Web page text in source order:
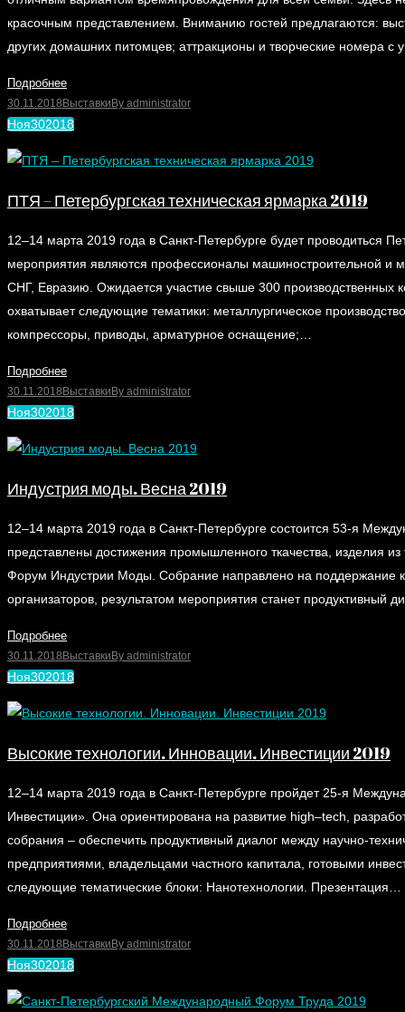
красочным представлением. Вниманию гостей предлагаются:
других домашних питомцев; аттракционы и творческие номера с
Подробнее
30.11.2018 Выставки By administrator
Ноя302018
ПТЯ – Петербургская техническая ярмарка 2019
12–14 марта 2019 года в Санкт-Петербурге будет проводиться
мероприятия являются профессионалы машиностроительной и
СНГ, Евразию. Ожидается участие свыше 300 производственных
охватывает следующие тематики: металлургическое
компрессоры, приводы, арматурное оснащение;…
Подробнее
30.11.2018 Выставки By administrator
Ноя302018
Индустрия моды. Весна 2019
12–14 марта 2019 года в Санкт-Петербурге состоится 53-я
представлены достижения промышленного ткачества, изделия
Форум Индустрии Моды. Собрание направлено на поддержание
организаторов, результатом мероприятия станет продуктивный
Подробнее
30.11.2018 Выставки By administrator
Ноя302018
Высокие технологии. Инновации. Инвестиции 2019
12–14 марта 2019 года в Санкт-Петербурге пройдет 25-я
Инвестиции». Она ориентирована на развитие high–tech,
собрания – обеспечить продуктивный диалог между научно-
предприятиями, владельцами частного капитала, готовыми
следующие тематические блоки: Нанотехнологии. Презентация…
Подробнее
30.11.2018 Выставки By administrator
Ноя302018